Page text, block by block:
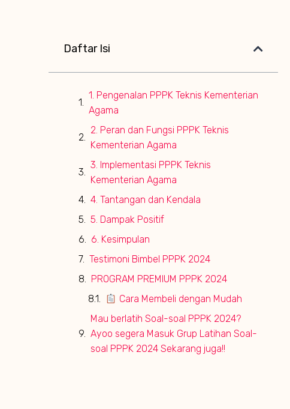
Daftar Isi
1. Pengenalan PPPK Teknis Kementerian
Agama
2. Peran dan Fungsi PPPK Teknis
Kementerian Agama
3. Implementasi PPPK Teknis
Kementerian Agama
4. Tantangan dan Kendala
5. Dampak Positif
6. Kesimpulan
Testimoni Bimbel PPPK 2024
PROGRAM PREMIUM PPPK 2024
Cara Membeli dengan Mudah
Mau berlatih Soal-soal PPPK 2024?
Ayoo segera Masuk Grup Latihan Soal-
soal PPPK 2024 Sekarang juga!!